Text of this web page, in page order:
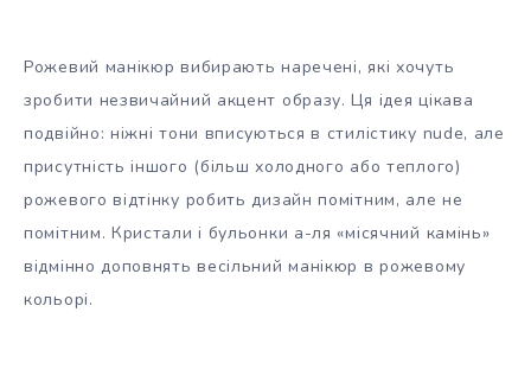
Рожевий манікюр вибирають наречені, які хочуть
зробити незвичайний акцент образу. Ця ідея цікава
подвійно: ніжні тони вписуються в стилістику nude, але
присутність іншого (більш холодного або теплого)
рожевого відтінку робить дизайн помітним, але не
помітним. Кристали і бульонки а-ля «місячний камінь»
відмінно доповнять весільний манікюр в рожевому
кольорі.